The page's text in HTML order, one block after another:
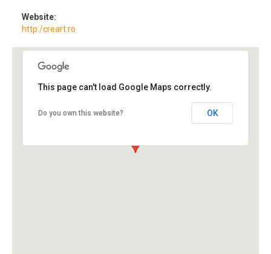
Website:
http:/creart.ro
This page can't load Google Maps correctly.
Do you own this website? OK